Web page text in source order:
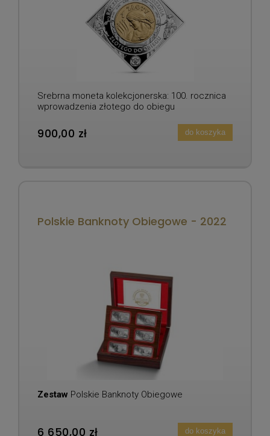
Srebrna moneta kolekcjonerska: 100. rocznica
wprowadzenia złotego do obiegu
900,00 zł do koszyka
Polskie Banknoty Obiegowe - 2022
Zestaw Polskie Banknoty Obiegowe
6 650,00 zł do koszyka